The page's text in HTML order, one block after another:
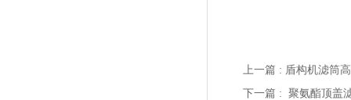
上一篇 : 盾构机滤筒
下一篇 : 聚氨酯顶盖